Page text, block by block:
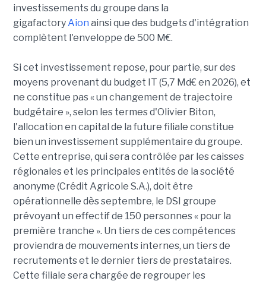
investissements du groupe dans la
gigafactoryAion ainsi que des budgets d'intégration
complètent l'enveloppe de 500 M€.
Si cet investissement repose, pour partie, sur des
moyens provenant du budget IT (5,7 Md€ en 2026), et
ne constitue pas « un changement de trajectoire
budgétaire », selon les termes d'Olivier Biton,
l'allocation en capital de la future filiale constitue
bien un investissement supplémentaire du groupe.
Cette entreprise, qui sera contrôlée par les caisses
régionales et les principales entités de la société
anonyme (Crédit Agricole S.A.), doit être
opérationnelle dès septembre, le DSI groupe
prévoyant un effectif de 150 personnes « pour la
première tranche ». Un tiers de ces compétences
proviendra de mouvements internes, un tiers de
recrutements et le dernier tiers de prestataires.
Cette filiale sera chargée de regrouper les